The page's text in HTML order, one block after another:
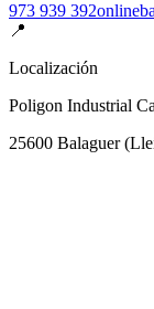
973 939 392
📍
Localización
Poligon Industrial
25600 Balaguer(